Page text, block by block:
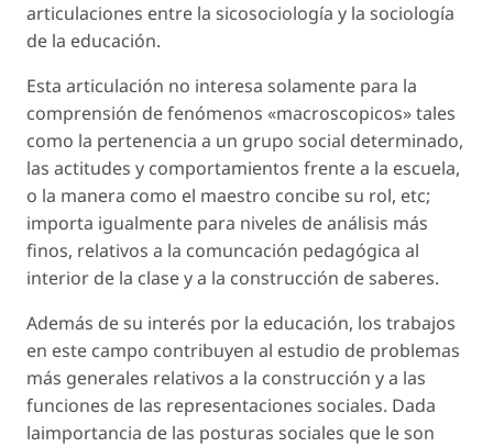
articulaciones entre la sicosociología y la sociología
de la educación.
Esta articulación no interesa solamente para la
comprensión de fenómenos «macroscopicos» tales
como la pertenencia a un grupo social determinado,
las actitudes y comportamientos frente a la escuela,
o la manera como el maestro concibe su rol, etc;
importa igualmente para niveles de análisis más
finos, relativos a la comuncación pedagógica al
interior de la clase y a la construcción de saberes.
Además de su interés por la educación, los trabajos
en este campo contribuyen al estudio de problemas
más generales relativos a la construcción y a las
funciones de las representaciones sociales. Dada
laimportancia de las posturas sociales que le son